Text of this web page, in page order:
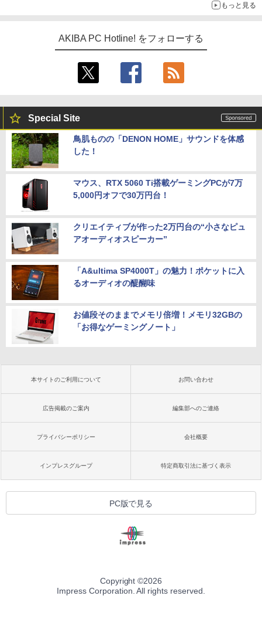
もっと見る
AKIBA PC Hotline! をフォローする
Special Site
鳥肌ものの「DENON HOME」サウンドを体感
した！
マウス、RTX 5060 Ti搭載ゲーミングPCが7万
5,000円オフで30万円台！
クリエイティブが作った2万円台の“小さなピュ
アオーディオスピーカー”
「A&ultima SP4000T」の魅力！ポケットに入
るオーディオの醍醐味
お値段そのままでメモリ倍増！メモリ32GBの
「お得なゲーミングノート」
本サイトのご利用について お問い合わせ
広告掲載のご案内 編集部へのご連絡
プライバシーポリシー 会社概要
インプレスグループ 特定商取引法に基づく表示
PC版で見る
Copyright ©2026
Impress Corporation. All rights reserved.